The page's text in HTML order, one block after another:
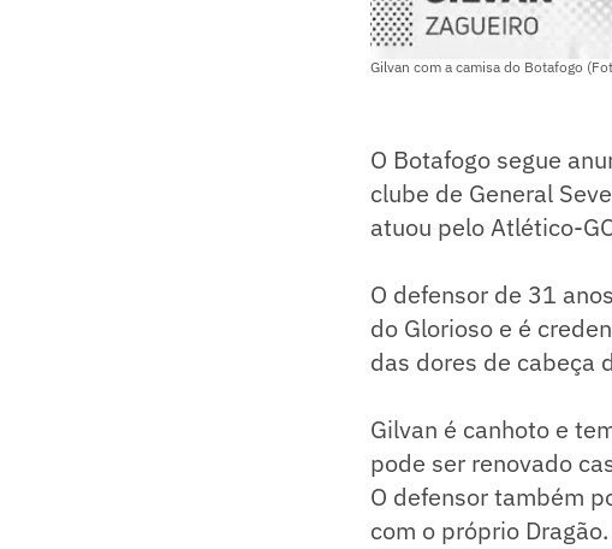
Gilvan com a camisa do Botafogo
O Botafogo segue
clube de General
atuou pelo Atlético-
O defensor de 31
do Glorioso e é
das dores de cabeça
Gilvan é canhoto e
pode ser renovado
O defensor também
com o próprio Dragão.